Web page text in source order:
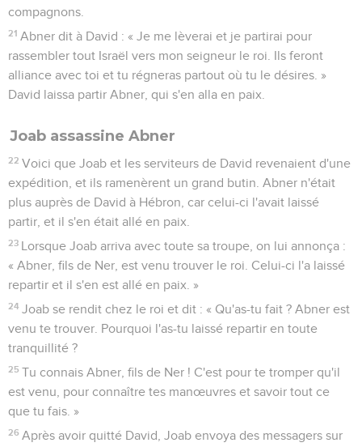
compagnons.
21 Abner dit à David : « Je me lèverai et je partirai pour
rassembler tout Israël vers mon seigneur le roi. Ils feront
alliance avec toi et tu régneras partout où tu le désires. »
David laissa partir Abner, qui s'en alla en paix.
Joab assassine Abner
22 Voici que Joab et les serviteurs de David revenaient d'une
expédition, et ils ramenèrent un grand butin. Abner n'était
plus auprès de David à Hébron, car celui-ci l'avait laissé
partir, et il s'en était allé en paix.
23 Lorsque Joab arriva avec toute sa troupe, on lui annonça :
« Abner, fils de Ner, est venu trouver le roi. Celui-ci l'a laissé
repartir et il s'en est allé en paix. »
24 Joab se rendit chez le roi et dit : « Qu'as-tu fait ? Abner est
venu te trouver. Pourquoi l'as-tu laissé repartir en toute
tranquillité ?
25 Tu connais Abner, fils de Ner ! C'est pour te tromper qu'il
est venu, pour connaître tes manœuvres et savoir tout ce
que tu fais. »
26 Après avoir quitté David, Joab envoya des messagers sur